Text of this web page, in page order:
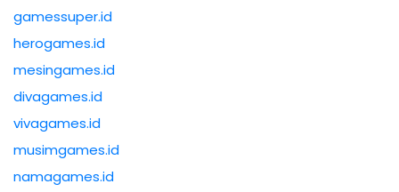
gamessuper.id
herogames.id
mesingames.id
divagames.id
vivagames.id
musimgames.id
namagames.id